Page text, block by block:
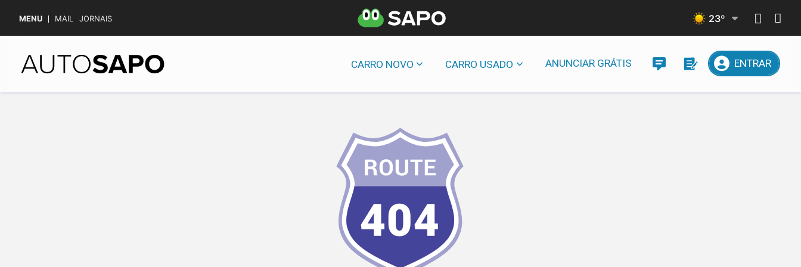
MENU MAIL JORNAIS 23º
CARRO NOVO CARRO USADO ANUNCIAR GRÁTIS ENTRAR